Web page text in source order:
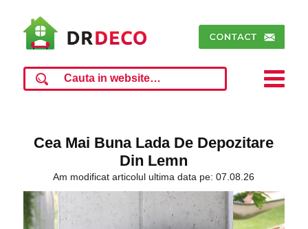
Cea Mai Buna Lada De Depozitare
Din Lemn
Am modificat articolul ultima data pe: 07.08.26